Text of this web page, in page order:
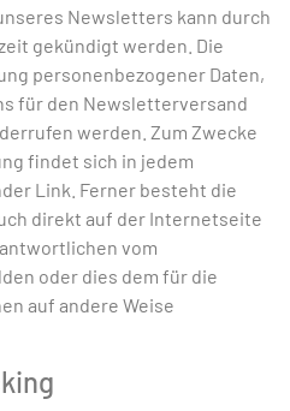
Newsletters kann durch
gekündigt werden. Die
personenbezogener Daten,
für den Newsletterversand
werden. Zum Zwecke
findet sich in jedem
Link. Ferner besteht die
direkt auf der Internetseite
vom
oder dies dem für die
auf andere Weise